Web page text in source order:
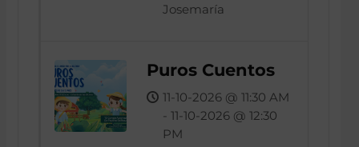
Josemaría
Puros Cuentos
11-10-2026 @ 11:30 AM
- 11-10-2026 @ 12:30
PM